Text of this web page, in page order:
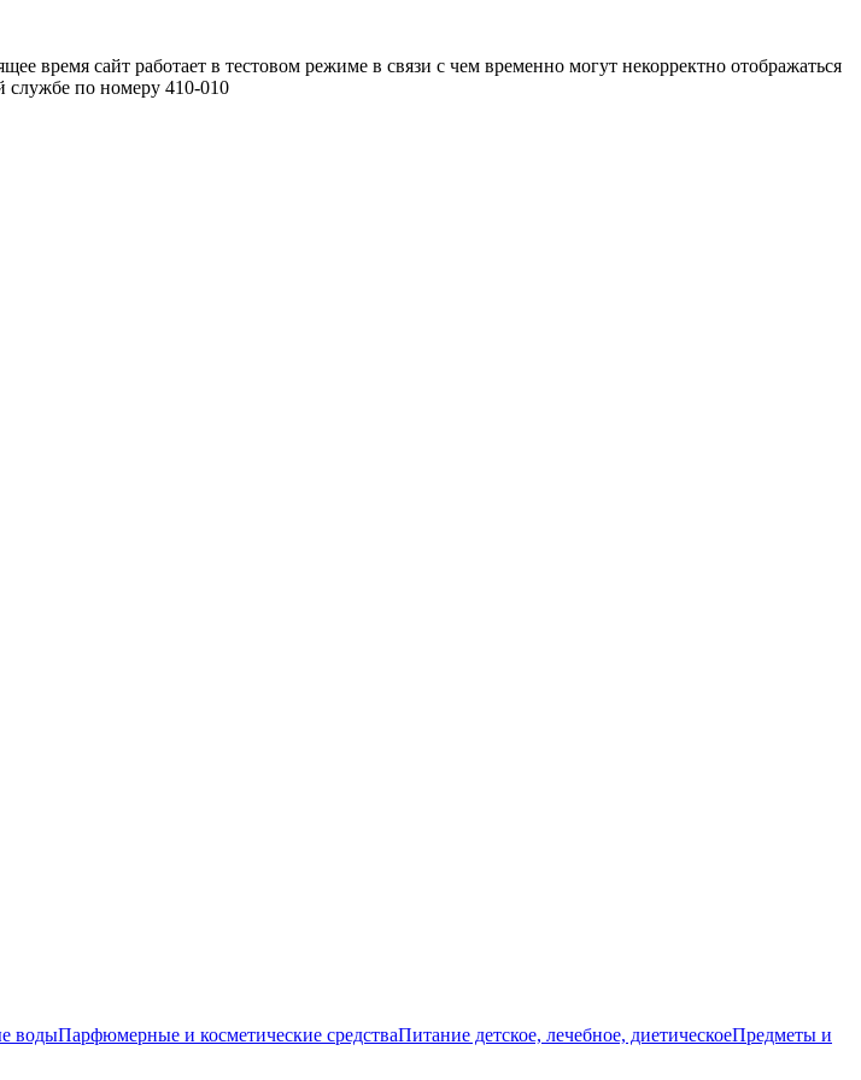
время сайт работает в тестовом режиме в связи с чем временно могут некорректно отображаться
по номеру 410-010
водыПарфюмерные и косметические средстваПитание детское, лечебное, диетическоеПредметы и